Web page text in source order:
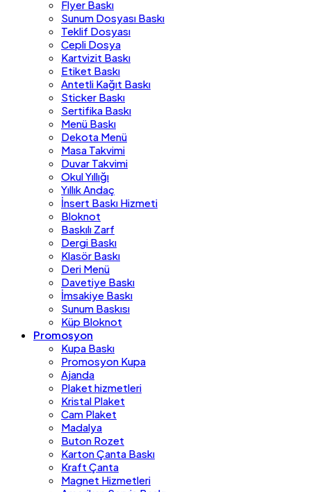
Flyer Baskı
Sunum Dosyası Baskı
Teklif Dosyası
Cepli Dosya
Kartvizit Baskı
Etiket Baskı
Antetli Kağıt Baskı
Sticker Baskı
Sertifika Baskı
Menü Baskı
Dekota Menü
Masa Takvimi
Duvar Takvimi
Okul Yıllığı
Yıllık Andaç
İnsert Baskı Hizmeti
Bloknot
Baskılı Zarf
Dergi Baskı
Klasör Baskı
Deri Menü
Davetiye Baskı
İmsakiye Baskı
Sunum Baskısı
Küp Bloknot
Promosyon
Kupa Baskı
Promosyon Kupa
Ajanda
Plaket hizmetleri
Kristal Plaket
Cam Plaket
Madalya
Buton Rozet
Karton Çanta Baskı
Kraft Çanta
Magnet Hizmetleri